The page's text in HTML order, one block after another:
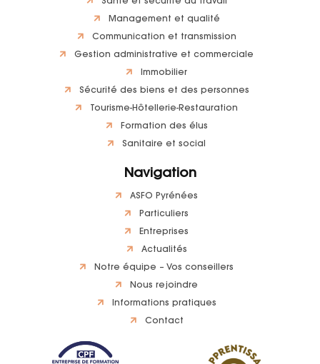
Management et qualité
Communication et transmission
Gestion administrative et commerciale
Immobilier
Sécurité des biens et des personnes
Tourisme-Hôtellerie-Restauration
Formation des élus
Sanitaire et social
Navigation
ASFO Pyrénées
Particuliers
Entreprises
Actualités
Notre équipe – Vos conseillers
Nous rejoindre
Informations pratiques
Contact